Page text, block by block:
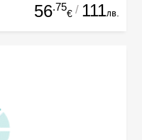
56.75
€ / 111лв.